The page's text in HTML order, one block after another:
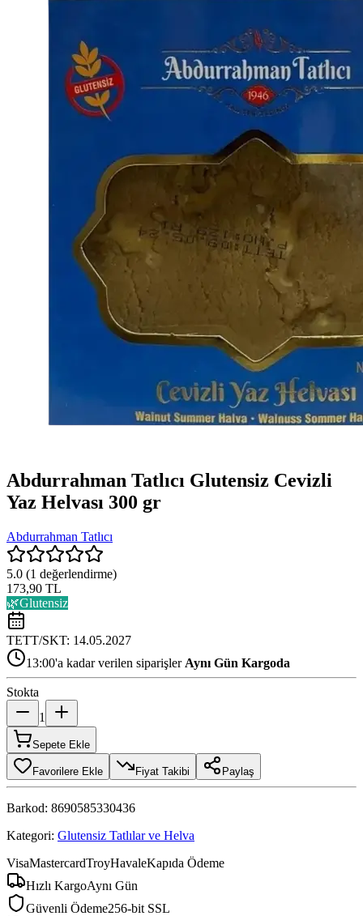
Abdurrahman Tatlıcı Glutensiz Cevizli
Yaz Helvası 300 gr
Abdurrahman Tatlıcı
5.0 (1 değerlendirme)
173,90 TL
🌿Glutensiz
TETT/SKT: 14.05.2027
13:00'a kadar verilen siparişler Aynı Gün Kargoda
Stokta
1
Sepete Ekle
Favorilere Ekle Fiyat Takibi Paylaş
Barkod: 8690585330436
Kategori: Glutensiz Tatlılar ve Helva
VisaMastercardTroyHavaleKapıda Ödeme
Hızlı KargoAynı Gün
Güvenli Ödeme256-bit SSL